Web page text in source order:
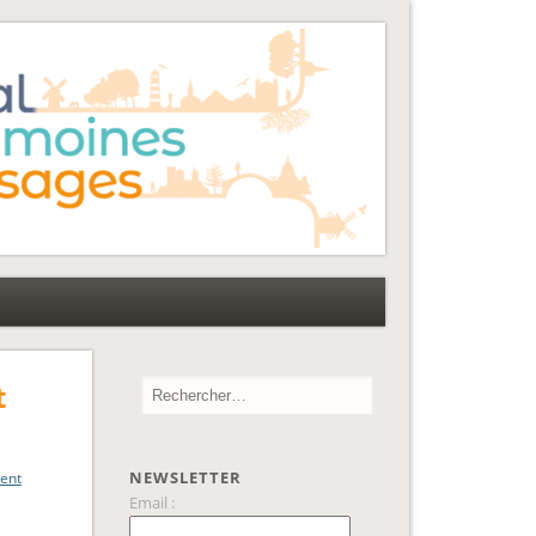
NEWSLETTER
Email :